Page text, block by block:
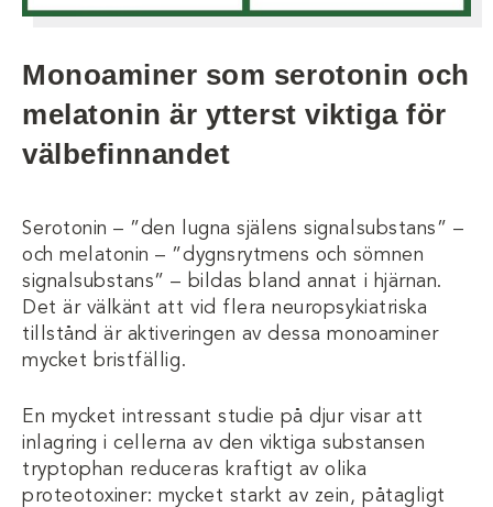
Monoaminer som serotonin och
melatonin är ytterst viktiga för
välbefinnandet
Serotonin – ”den lugna själens signalsubstans” –
och melatonin – ”dygnsrytmens och sömnen
signalsubstans” – bildas bland annat i hjärnan.
Det är välkänt att vid flera neuropsykiatriska
tillstånd är aktiveringen av dessa monoaminer
mycket bristfällig.
En mycket intressant studie på djur visar att
inlagring i cellerna av den viktiga substansen
tryptophan reduceras kraftigt av olika
proteotoxiner: mycket starkt av zein, påtagligt